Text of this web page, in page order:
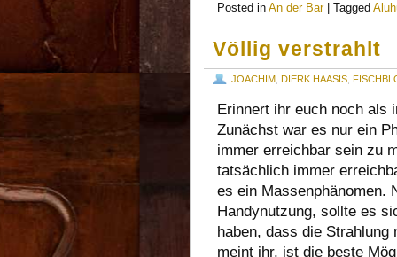
Posted in An der Bar Tagged
Völlig verstrahlt
JOACHIM ,DIERK HAASIS ,
Erinnert ihr euch noch als
Zunächst war es nur ein
immer erreichbar sein zu
tatsächlich immer
es ein Massenphänomen.
Handynutzung, sollte es
haben, dass die
meint ihr, ist die beste